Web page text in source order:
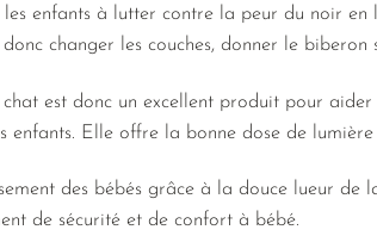
enfants à lutter contre la peur du noir
changer les couches, donner le
chat est donc un excellent produit pour
enfants. Elle offre la bonne dose de
des bébés grâce à la douce lueur de
de sécurité et de confort à bébé.